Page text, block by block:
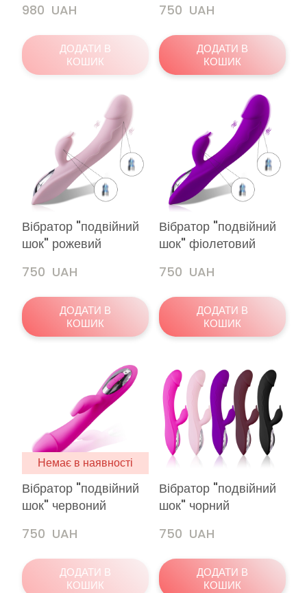
980  UAH
ДОДАТИ В
КОШИК
750  UAH
ДОДАТИ В
КОШИК
Вібратор "подвійний
шок" рожевий
750  UAH
ДОДАТИ В
КОШИК
Вібратор "подвійний
шок" фіолетовий
750  UAH
ДОДАТИ В
КОШИК
Немає в наявності
Вібратор "подвійний
шок" червоний
750  UAH
ДОДАТИ В
КОШИК
Вібратор "подвійний
шок" чорний
750  UAH
ДОДАТИ В
КОШИК